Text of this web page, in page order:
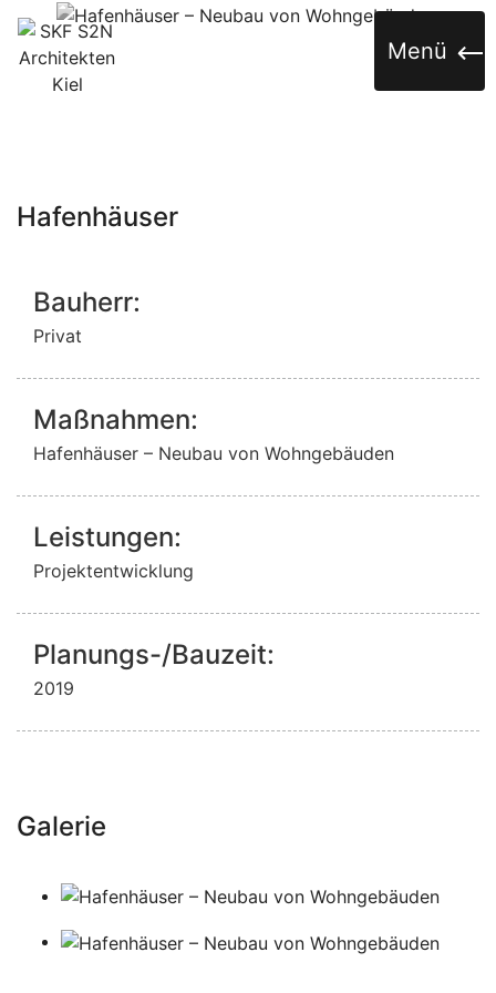
Skip to content
Menü
Hafenhäuser
Bauherr:
Privat
Maßnahmen:
Hafenhäuser – Neubau von Wohngebäuden
Leistungen:
Projektentwicklung
Planungs-/Bauzeit:
2019
Galerie